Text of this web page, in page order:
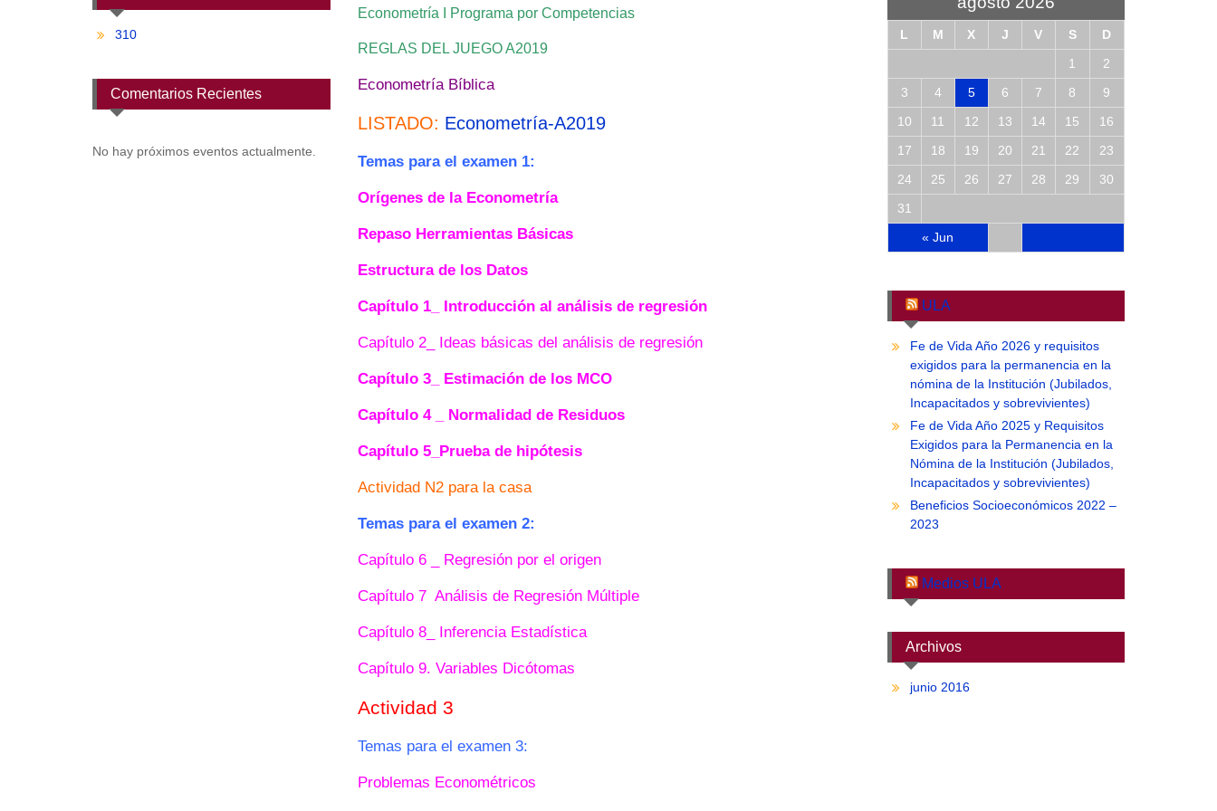
Econometría I Programa por Competencias
REGLAS DEL JUEGO A2019
Econometría Bíblica
LISTADO: Econometría-A2019
Temas para el examen 1:
Orígenes de la Econometría
Repaso Herramientas Básicas
Estructura de los Datos
Capítulo 1_ Introducción al análisis de regresión
Capítulo 2_ Ideas básicas del análisis de regresión
Capítulo 3_ Estimación de los MCO
Capítulo 4 _ Normalidad de Residuos
Capítulo 5_Prueba de hipótesis
Actividad N2 para la casa
Temas para el examen 2:
Capítulo 6 _ Regresión por el origen
Capítulo 7 Análisis de Regresión Múltiple
Capítulo 8_ Inferencia Estadística
Capítulo 9. Variables Dicótomas
Actividad 3
Temas para el examen 3:
Problemas Econométricos
310
Comentarios Recientes
No hay próximos eventos actualmente.
L M X J V S D
« Jun
1
2
3
4 5 6 7 8
9
10
11 12 13 14 15
16
17
18 19 20 21 22
23
24
25 26 27 28 29
30
31
ULA
Fe de Vida Año 2026 y requisitos
exigidos para la permanencia en la
nómina de la Institución (Jubilados,
Incapacitados y sobrevivientes)
Fe de Vida Año 2025 y Requisitos
Exigidos para la Permanencia en la
Nómina de la Institución (Jubilados,
Incapacitados y sobrevivientes)
Beneficios Socioeconómicos 2022 –
2023
Medios ULA
Archivos
junio 2016